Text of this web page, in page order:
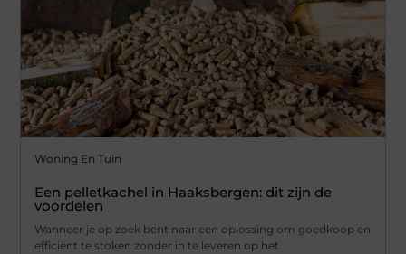
Woning En Tuin
Een pelletkachel in Haaksbergen: dit zijn de
voordelen
Wanneer je op zoek bent naar een oplossing om goedkoop en
efficiënt te stoken zonder in te leveren op het